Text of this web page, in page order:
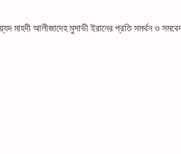
মাহদী আলীজাদেহ মুসাভী ইরানের প্রতি সমর্থন ও